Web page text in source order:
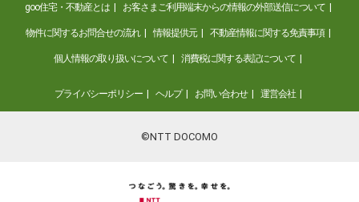
goo住宅・不動産とは お客さまご利用端末からの情報の外部送信について
物件に関するお問合せの流れ 情報提供元 不動産情報に関する免責事項
個人情報の取り扱いについて 消費税に関する表記について
プライバシーポリシー ヘルプ お問い合わせ 運営会社
©NTT DOCOMO